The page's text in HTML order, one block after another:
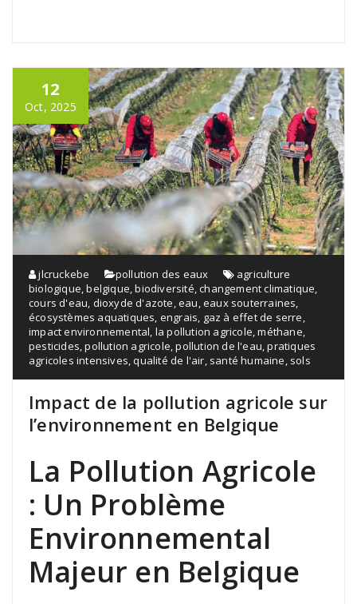
12
Oct, 2025
jlcruckebe pollution des eaux
agriculture
biologique,belgique,biodiversité,changement climatique,
cours d'eau, dioxyde d'azote,eau,eaux souterraines,
écosystèmes aquatiques, engrais, gaz à effet de serre,
impact environnemental, la pollution agricole,méthane,
pesticides,pollution agricole,pollution de l'eau,pratiques
agricoles intensives,qualité de l'air, santé humaine, sols
Impact de la pollution agricole sur
l’environnement en Belgique
La Pollution Agricole
: Un Problème
Environnemental
Majeur en Belgique